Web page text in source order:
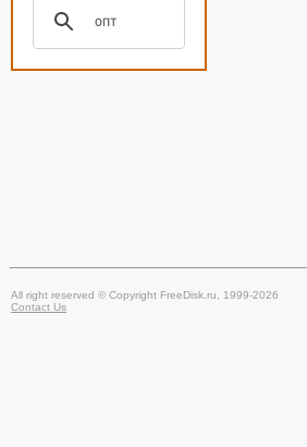
All right reserved © Copyright FreeDisk.ru, 1999-2026
Contact Us